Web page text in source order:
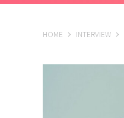
HOME B-PASS ONLINE
INTERVIEW